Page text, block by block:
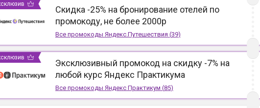
Скидка -25% на бронирование отелей по
промокоду, не более 2000р
Все промокоды Яндекс.Путешествия (39)
Эксклюзивный промокод на скидку -7% на
любой курс Яндекс Практикума
Все промокоды Яндекс Практикум (85)